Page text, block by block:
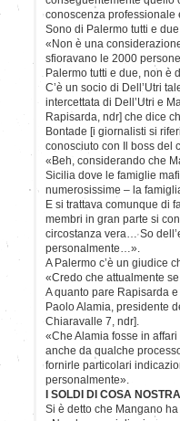
conoscenza professionale
Sono di Palermo tutti e
«Non è una
sfioravano le 2000
Palermo tutti e due, non è
C’è un socio di Dell’Utri
intercettata di Dell’Utri e
Rapisarda, ndr] che dice
Bontade [i giornalisti si
conosciuto con Il boss del
«Beh, considerando che
Sicilia dove le famiglie
numerosissime – la
E si trattava comunque di
membri in gran parte si
circostanza vera… So
personalmente…».
A Palermo c’è un giudice
«Credo che attualmente
A quanto pare Rapisarda
Paolo Alamia, presidente
Chiaravalle 7, ndr].
«Che Alamia fosse in
anche da qualche
fornirle particolari
personalmente».
I SOLDI DI COSA NOSTRA
Si è detto che Mangano